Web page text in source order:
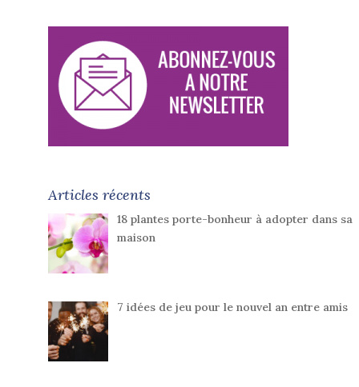
Articles récents
18 plantes porte-bonheur à adopter dans sa
maison
7 idées de jeu pour le nouvel an entre amis